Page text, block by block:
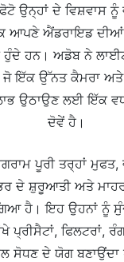
ਉਨ੍ਹਾਂ ਦੇ ਵਿਸ਼ਵਾਸ
ਆਪਣੇ ਐਂਡਰਾਇਡ ਦੀਆਂ
ਹਨ। ਅਡੋਬ ਨੇ
ਇੱਕ ਉੱਨਤ ਕੈਮਰਾ ਅਤੇ
ਉਠਾਉਣ ਲਈ ਇੱਕ
ਦੋਵੇਂ ਹੈ।
ਪੂਰੀ ਤਰ੍ਹਾਂ
ਦੇ ਸ਼ੁਰੂਆਤੀ ਅਤੇ
ਹੈ। ਇਹ ਉਹਨਾਂ ਨੂੰ
ਪ੍ਰੀਸੈਟਾਂ, ਫਿਲਟਰਾਂ,
ਸੋਧਣ ਦੇ ਯੋਗ